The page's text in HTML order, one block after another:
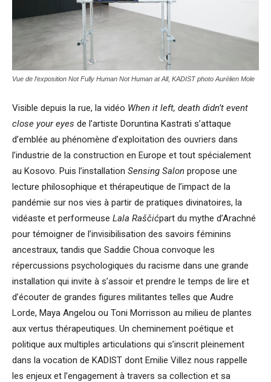
Vue de l’exposition Not Fully Human Not Human at All, KADIST photo Aurélien Mole
Visible depuis la rue, la vidéo When it left, death didn’t event
close your eyes de l’artiste Doruntina Kastrati s’attaque
d’emblée au phénomène d’exploitation des ouvriers dans
l’industrie de la construction en Europe et tout spécialement
au Kosovo. Puis l’installation Sensing Salon propose une
lecture philosophique et thérapeutique de l’impact de la
pandémie sur nos vies à partir de pratiques divinatoires, la
vidéaste et performeuse Lala Raščićpart du mythe d’Arachné
pour témoigner de l’invisibilisation des savoirs féminins
ancestraux, tandis que Saddie Choua convoque les
répercussions psychologiques du racisme dans une grande
installation qui invite à s’assoir et prendre le temps de lire et
d’écouter de grandes figures militantes telles que Audre
Lorde, Maya Angelou ou Toni Morrisson au milieu de plantes
aux vertus thérapeutiques. Un cheminement poétique et
politique aux multiples articulations qui s’inscrit pleinement
dans la vocation de KADIST dont Emilie Villez nous rappelle
les enjeux et l’engagement à travers sa collection et sa